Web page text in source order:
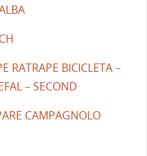
RATRAPE BICICLETA –
– SECOND
CAMPAGNOLO